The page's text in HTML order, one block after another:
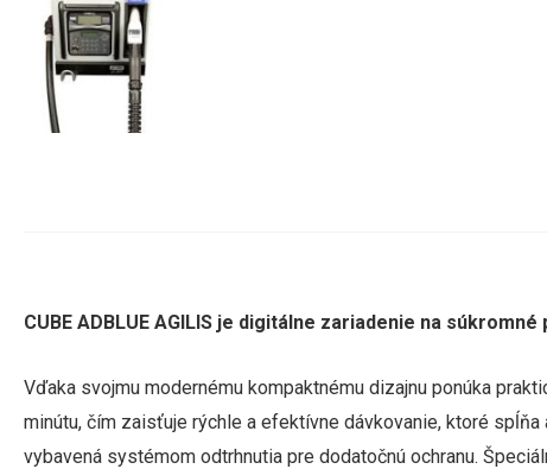
CUBE ADBLUE AGILIS je digitálne zariadenie na
Vďaka svojmu modernému kompaktnému dizajnu ponúka
minútu, čím zaisťuje rýchle a efektívne dávkovanie, ktoré
vybavená systémom odtrhnutia pre dodatočnú ochranu.